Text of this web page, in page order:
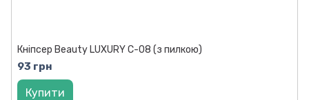
Кніпсер Beauty LUXURY C-08 (з пилкою)
93 грн
Купити